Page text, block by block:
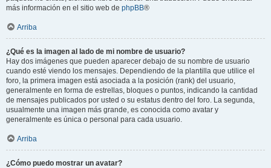
más información en el sitio web de phpBB®
Arriba
¿Qué es la imagen al lado de mi nombre de usuario?
Hay dos imágenes que pueden aparecer debajo de su nombre de usuario
cuando esté viendo los mensajes. Dependiendo de la plantilla que utilice el
foro, la primera imagen está asociada a la posición (rank) del usuario,
generalmente en forma de estrellas, bloques o puntos, indicando la cantidad
de mensajes publicados por usted o su estatus dentro del foro. La segunda,
usualmente una imagen más grande, es conocida como avatar y
generalmente es única o personal para cada usuario.
Arriba
¿Cómo puedo mostrar un avatar?